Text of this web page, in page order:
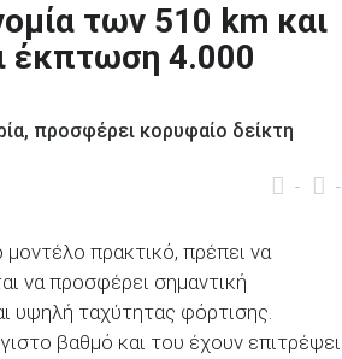
των 510 km και
έκπτωση 4.000
προσφέρει κορυφαίο δείκτη
- -
μοντέλο πρακτικό, πρέπει να
να προσφέρει σημαντική
υψηλή ταχύτητας φόρτισης.
βαθμό και του έχουν επιτρέψει